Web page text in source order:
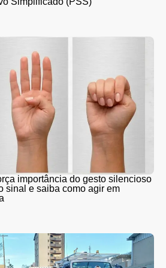
importância do gesto silencioso
sinal e saiba como agir em